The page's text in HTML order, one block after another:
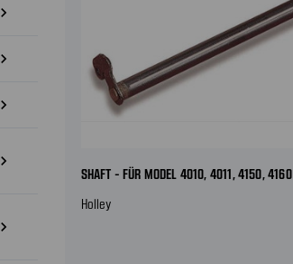
navigate_next
navigate_next
navigate_next
navigate_next
navigate_next
SHAFT - FÜR MODEL 4010, 4011, 4150, 4160
Holley